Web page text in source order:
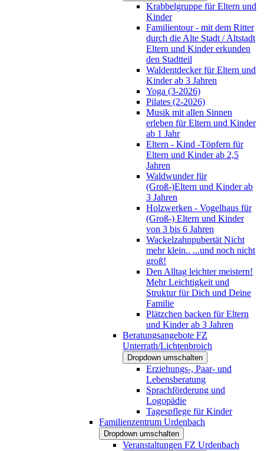
Krabbelgruppe für Eltern und
Kinder
Familientour - mit dem Ritter
durch die Alte Stadt / Altstadt
Eltern und Kinder erkunden
den Stadtteil
Waldentdecker für Eltern und
Kinder ab 3 Jahren
Yoga (3-2026)
Pilates (2-2026)
Musik mit allen Sinnen
erleben für Eltern und Kinder
ab 1 Jahr
Eltern - Kind -Töpfern für
Eltern und Kinder ab 2,5
Jahren
Waldwunder für
(Groß-)Eltern und Kinder ab
3 Jahren
Holzwerken - Vogelhaus für
(Groß-) Eltern und Kinder
von 3 bis 6 Jahren
Wackelzahnpubertät Nicht
mehr klein.. ...und noch nicht
groß!
Den Alltag leichter meistern!
Mehr Leichtigkeit und
Struktur für Dich und Deine
Familie
Plätzchen backen für Eltern
und Kinder ab 3 Jahren
Beratungsangebote FZ
Unterrath/Lichtenbroich
Dropdown umschalten
Erziehungs-, Paar- und
Lebensberatung
Sprachförderung und
Logopädie
Tagespflege für Kinder
Familienzentrum Urdenbach
Dropdown umschalten
Veranstaltungen FZ Urdenbach